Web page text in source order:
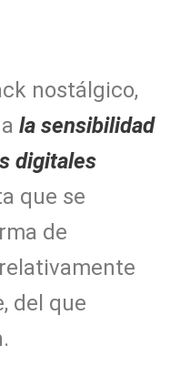
nostálgico,
la sensibilidad
digitales
que se
de
del que